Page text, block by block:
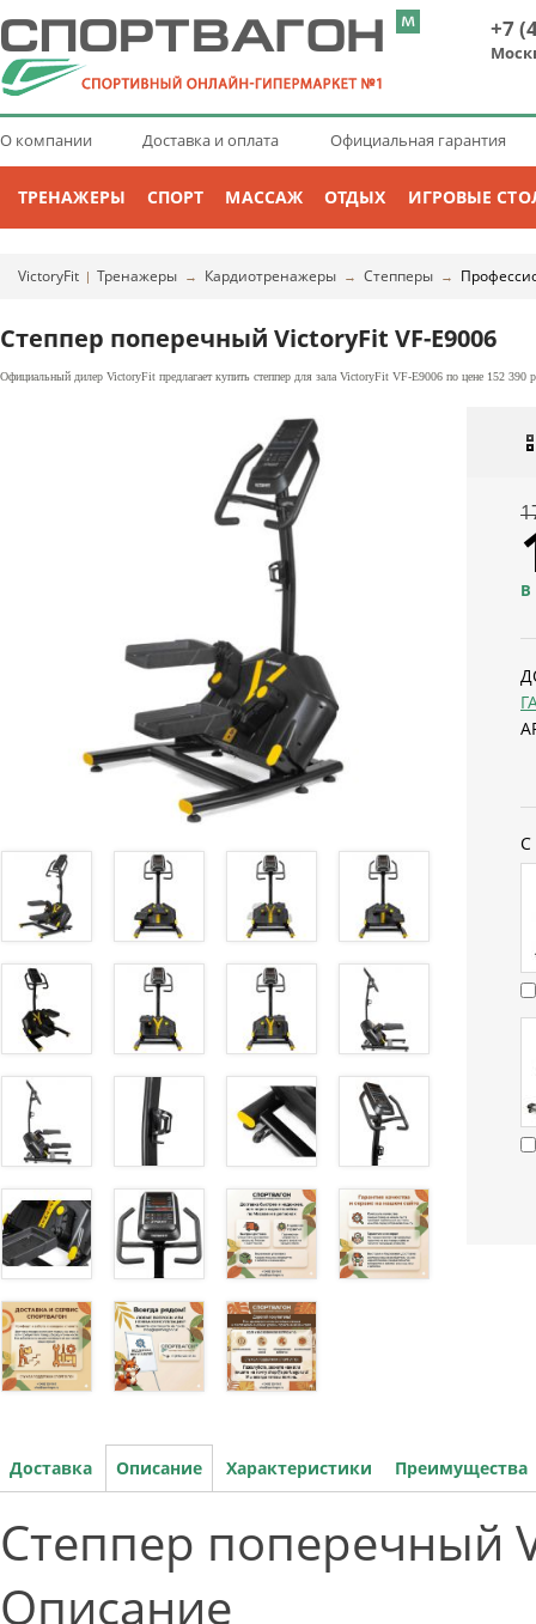
+7
О компании Доставка и оплата Официальная гарантия
ТРЕНАЖЕРЫ СПОРТ МАССАЖ ОТДЫХ ИГРОВЫЕ
VictoryFit | Тренажеры → Кардиотренажеры → Степперы →
Степпер поперечный VictoryFit VF-E9006
Официальный дилер VictoryFit предлагает купить степпер для зала VictoryFit VF-E9006 по цене 152
С
Доставка Описание Характеристики Преимущества
Степпер поперечный
Описание